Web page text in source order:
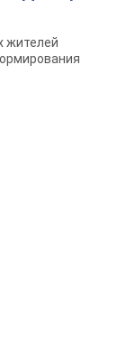
жителей